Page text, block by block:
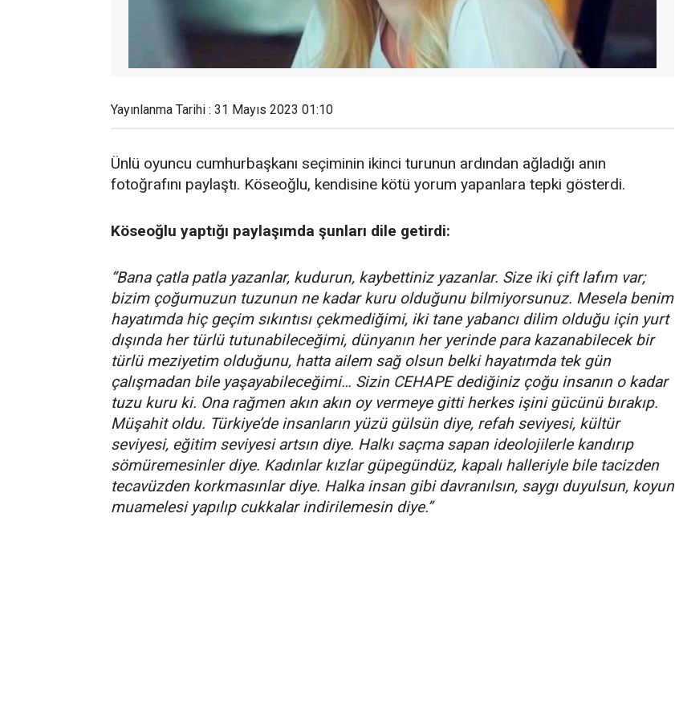
Yayınlanma Tarihi : 31 Mayıs 2023 01:10
Ünlü oyuncu cumhurbaşkanı seçiminin ikinci turunun ardından ağladığı anın
fotoğrafını paylaştı. Köseoğlu, kendisine kötü yorum yapanlara tepki gösterdi.
Köseoğlu yaptığı paylaşımda şunları dile getirdi:
“Bana çatla patla yazanlar, kudurun, kaybettiniz yazanlar. Size iki çift lafım var;
bizim çoğumuzun tuzunun ne kadar kuru olduğunu bilmiyorsunuz. Mesela benim
hayatımda hiç geçim sıkıntısı çekmediğimi, iki tane yabancı dilim olduğu için yurt
dışında her türlü tutunabileceğimi, dünyanın her yerinde para kazanabilecek bir
türlü meziyetim olduğunu, hatta ailem sağ olsun belki hayatımda tek gün
çalışmadan bile yaşayabileceğimi… Sizin CEHAPE dediğiniz çoğu insanın o kadar
tuzu kuru ki. Ona rağmen akın akın oy vermeye gitti herkes işini gücünü bırakıp.
Müşahit oldu. Türkiye’de insanların yüzü gülsün diye, refah seviyesi, kültür
seviyesi, eğitim seviyesi artsın diye. Halkı saçma sapan ideolojilerle kandırıp
sömüremesinler diye. Kadınlar kızlar güpegündüz, kapalı halleriyle bile tacizden
tecavüzden korkmasınlar diye. Halka insan gibi davranılsın, saygı duyulsun, koyun
muamelesi yapılıp cukkalar indirilemesin diye.”